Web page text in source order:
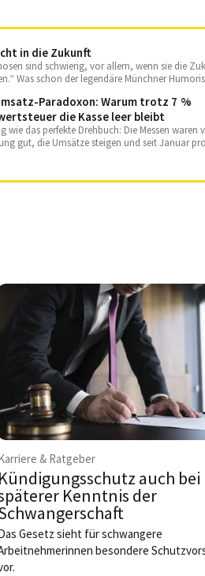
in die Zukunft
sind schwierig, vor allem, wenn sie die
Was schon der legendäre Münchner
ist alles andere als einfach, auch weil immer
auftauchen. Was heute noch gilt, kann
sein – von neuen Preis­schüben bei
von gesetzlichen Veränderungen
ist.“
Paradoxon: Warum trotz 7 %
die Kasse leer bleibt
wie das perfekte Drehbuch: Die Messen waren
gut, die Umsätze steigen und seit Januar
& Ratgeber
Kündigungsschutz auch bei
Kenntnis der
Gesetz sieht für schwangere
besondere